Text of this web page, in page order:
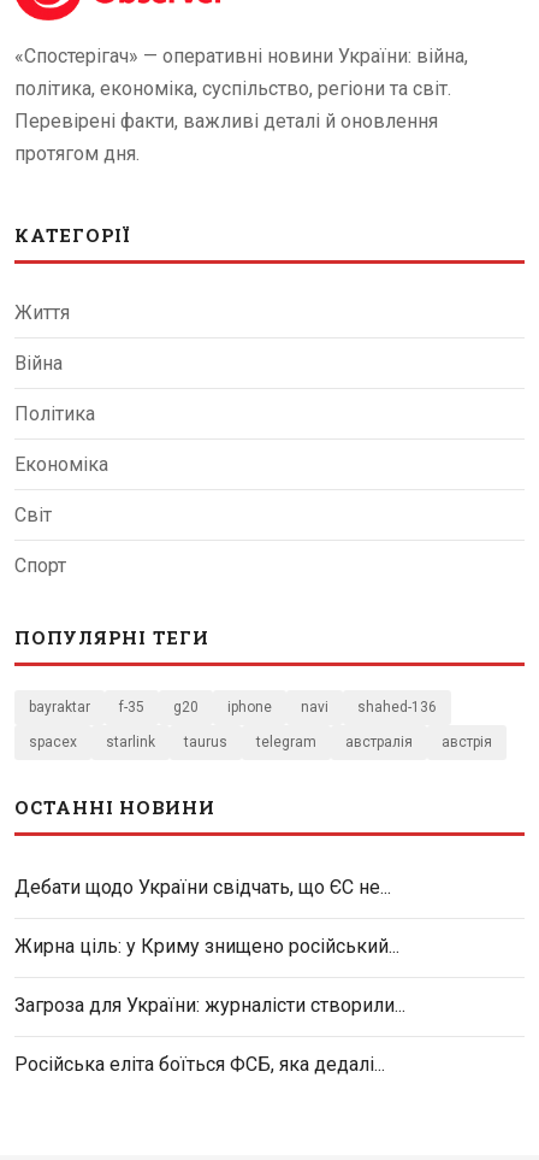
«Спостерігач» — оперативні новини України: війна,
політика, економіка, суспільство, регіони та світ.
Перевірені факти, важливі деталі й оновлення
протягом дня.
КАТЕГОРІЇ
Життя
Війна
Політика
Економіка
Світ
Спорт
ПОПУЛЯРНІ ТЕГИ
bayraktar f-35 g20 iphone navi shahed-136
spacex starlink taurus telegram австралія австрія
ОСТАННІ НОВИНИ
Дебати щодо України свідчать, що ЄС не...
Жирна ціль: у Криму знищено російський...
Загроза для України: журналісти створили...
Російська еліта боїться ФСБ, яка дедалі...